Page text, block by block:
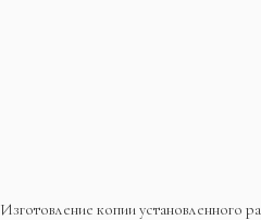
Изготовление копии установленного